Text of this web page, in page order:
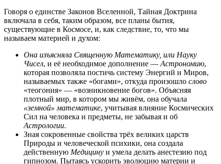
Говоря о единстве Законов Вселенной, Тайная Доктрина
включала в себя, таким образом, все планы бытия,
существующие в Космосе, и, как следствие, то, что мы
называем материей и духом:
Она изъясняла Священную Математику, или Науку
Чисел, и её необходимое дополнение — Астрономию,
которая позволяла постичь систему Энергий и Миров,
называемых также «богами», откуда произошло слово
«теогония» — «возникновение богов». Объясняя
плотный мир, в котором мы живём, она обучала
«земной» математике, учитывая влияние Космических
Сил на человека и предметы, не забывая и об
Астрологии.
Зная сокровенные свойства трёх великих царств
Природы и человеческой психики, она создала
действенную Медицину и умела делать анестезию под
гипнозом. Пытаясь ускорить эволюцию материи и